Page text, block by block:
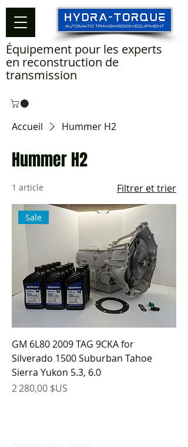
Équipement pour les experts
en reconstruction de
transmission
Accueil Hummer H2
Hummer H2
1 article Filtrer et trier
Sale
GM 6L80 2009 TAG 9CKA for
Silverado 1500 Suburban Tahoe
Sierra Yukon 5.3, 6.0
Prix
2 280,00 $US